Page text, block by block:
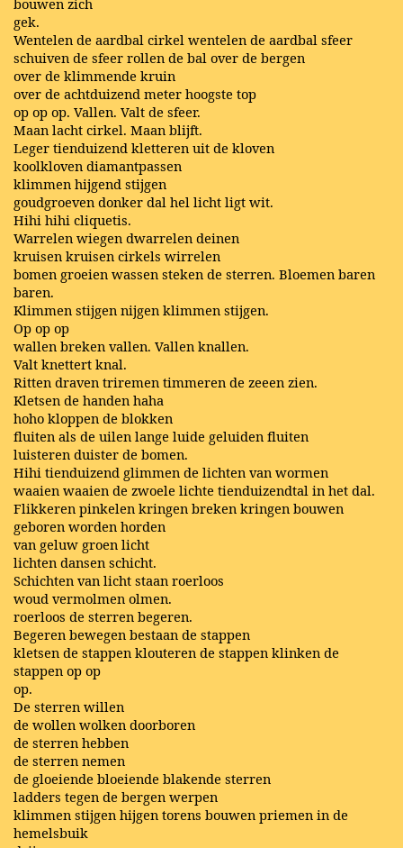
gek.
Wentelen de aardbal cirkel wentelen de aardbal sfeer
schuiven de sfeer rollen de bal over de bergen
over de klimmende kruin
over de achtduizend meter hoogste top
op op op. Vallen. Valt de sfeer.
Maan lacht cirkel. Maan blijft.
Leger tienduizend kletteren uit de kloven
koolkloven diamantpassen
klimmen hijgend stijgen
goudgroeven donker dal hel licht ligt wit.
Hihi hihi cliquetis.
Warrelen wiegen dwarrelen deinen
kruisen kruisen cirkels wirrelen
bomen groeien wassen steken de sterren. Bloemen baren
baren.
Klimmen stijgen nijgen klimmen stijgen.
Op op op
wallen breken vallen. Vallen knallen.
Valt knettert knal.
Ritten draven triremen timmeren de zeeen zien.
Kletsen de handen haha
hoho kloppen de blokken
fluiten als de uilen lange luide geluiden fluiten
luisteren duister de bomen.
Hihi tienduizend glimmen de lichten van wormen
waaien waaien de zwoele lichte tienduizendtal in het dal.
Flikkeren pinkelen kringen breken kringen bouwen
geboren worden horden
van geluw groen licht
lichten dansen schicht.
Schichten van licht staan roerloos
woud vermolmen olmen.
roerloos de sterren begeren.
Begeren bewegen bestaan de stappen
kletsen de stappen klouteren de stappen klinken de
stappen op op
op.
De sterren willen
de wollen wolken doorboren
de sterren hebben
de sterren nemen
de gloeiende bloeiende blakende sterren
ladders tegen de bergen werpen
klimmen stijgen hijgen torens bouwen priemen in de
hemelsbuik